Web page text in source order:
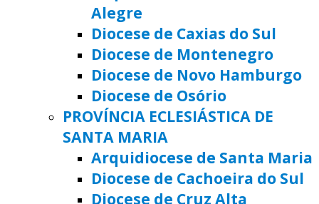
Alegre
Diocese de Caxias do Sul
Diocese de Montenegro
Diocese de Novo Hamburgo
Diocese de Osório
PROVÍNCIA ECLESIÁSTICA DE
SANTA MARIA
Arquidiocese de Santa Maria
Diocese de Cachoeira do Sul
Diocese de Cruz Alta